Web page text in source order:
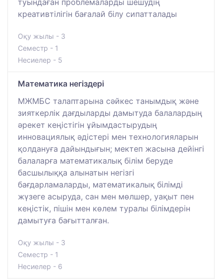
креативтілігін бағалай білу сипатталады
Оқу жылы - 3
Семестр - 1
Несиелер - 5
Математика негіздері
МЖМБС талаптарына сәйкес танымдық және
зияткерлік дағдыларды дамытуда балалардың
әрекет кеңістігін ұйымдастырудың
инновациялық әдістері мен технологияларын
қолдануға дайындығын; мектеп жасына дейінгі
балаларға математикалық білім беруде
басшылыққа алынатын негізгі
бағдарламаларды, математикалық білімді
жүзеге асыруда, сан мен мөлшер, уақыт пен
кеңістік, пішін мен көлем туралы білімдерін
дамытуға бағытталған.
Оқу жылы - 3
Семестр - 1
Несиелер - 6